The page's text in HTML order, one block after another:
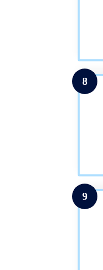
8
9